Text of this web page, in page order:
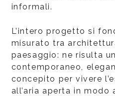
informali.
L’intero progetto si
misurato tra
paesaggio: ne risulta
contemporaneo,
concepito per vivere
all’aria aperta in modo